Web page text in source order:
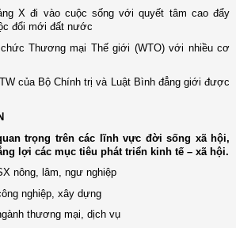
X đi vào cuộc sống với quyết tâm cao đẩy
đổi mới đất nư­ớc
Thư­ơng mại Thế giới (WTO) với nhiều cơ
của Bộ Chính trị và Luật Bình đẳng giới được
trọng trên các lĩnh vực đời sống xã hội,
lợi các mục tiêu phát triển kinh tế – xã hội.
nông, lâm, ng­ư nghiệp
nghiệp, xây dựng
th­ương mại, dịch vụ